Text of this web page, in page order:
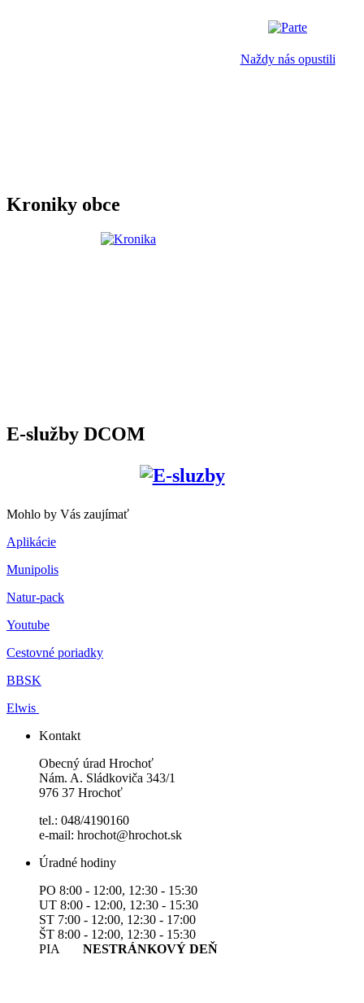
Naždy nás opustili
Kroniky obce
E-služby DCOM
Mohlo by Vás zaujímať
Aplikácie
Munipolis
Natur-pack
Youtube
Cestovné poriadky
BBSK
Elwis
Kontakt
Obecný úrad Hrochoť
Nám. A. Sládkoviča 343/1
976 37 Hrochoť
tel.: 048/4190160
e-mail: hrochot@hrochot.sk
Úradné hodiny
PO 8:00 - 12:00, 12:30 - 15:30
UT 8:00 - 12:00, 12:30 - 15:30
ST 7:00 - 12:00, 12:30 - 17:00
ŠT 8:00 - 12:00, 12:30 - 15:30
PIA NESTRÁNKOVÝ DEŇ